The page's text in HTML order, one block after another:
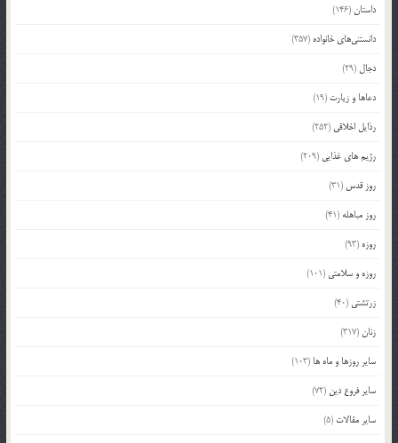
داستان(146)
دانستنی‌های خانواده (357)
دجال (29)
دعاها و زیارت (19)
رذایل اخلاقی (252)
رژیم های غذایی (209)
روز قدس (31)
روز مباهله (41)
روزه (93)
روزه و سلامتی (101)
زرتشتی (40)
زنان(317)
سایر روزها و ماه ها (103)
سایر فروع دین (72)
سایر مقالات (5)